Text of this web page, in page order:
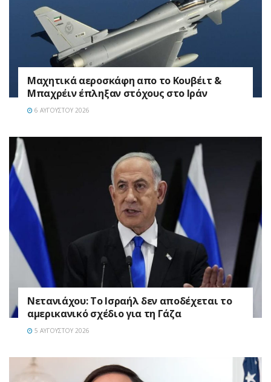
Mαχητικά αεροσκάφη απο το Κουβέιτ &
Μπαχρέιν έπληξαν στόχους στο Ιράν
6 ΑΥΓΟΎΣΤΟΥ 2026
Νετανιάχου: Το Ισραήλ δεν αποδέχεται το
αμερικανικό σχέδιο για τη Γάζα
5 ΑΥΓΟΎΣΤΟΥ 2026